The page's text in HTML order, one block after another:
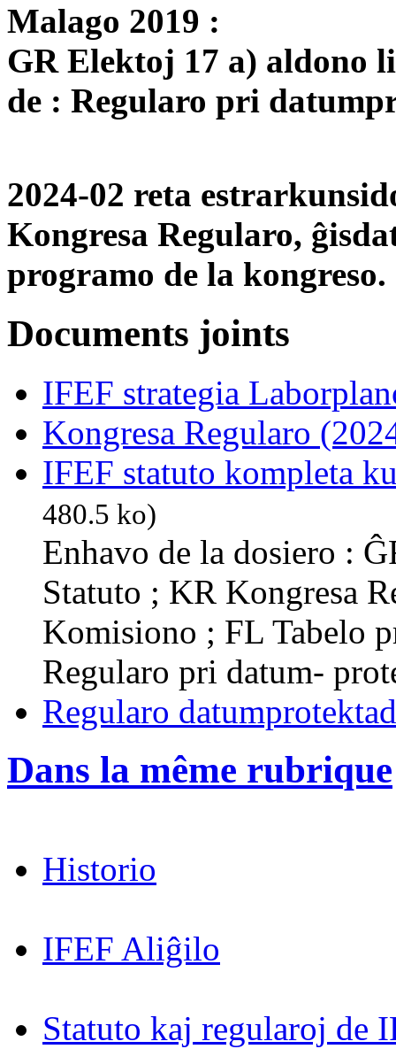
Malago 2019 :
GR Elektoj 17 a) aldono
de : Regularo pri
2024-02 reta
Kongresa Regularo,
programo de la kongreso.
Documents joints
IFEF strategia
Kongresa Regularo
IFEF statuto kompleta
480.5 ko)
Enhavo de la dosiero :
Statuto ; KR Kongresa
Komisiono ; FL Tabelo
Regularo pri datum-
Regularo
Dans la même rubrique
Historio
IFEF Aliĝilo
Statuto kaj regularoj de